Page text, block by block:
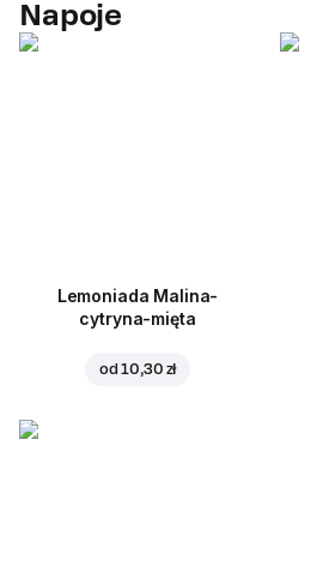
Napoje
Lemoniada Malina-
cytryna-mięta
od10,30 zł